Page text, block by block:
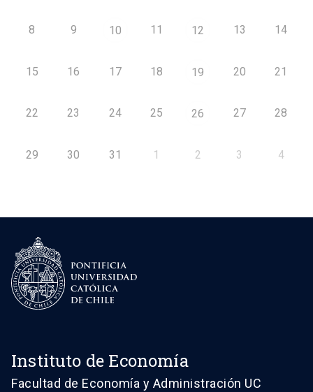
8 9 10 11 12 13 14
15 16 17 18 19 20 21
22 23 24 25 26 27 28
29 30 31 1 2 3 4
Instituto de Economía
Facultad de Economía y Administración UC